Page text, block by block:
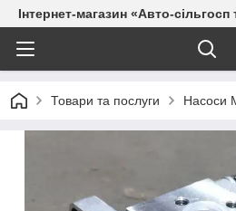
Інтернет-магазин «Авто-сільгосп
Товари та послуги Насоси